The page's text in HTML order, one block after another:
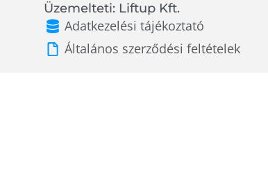
Üzemelteti: Liftup Kft.
Adatkezelési tájékoztató
Általános szerződési feltételek